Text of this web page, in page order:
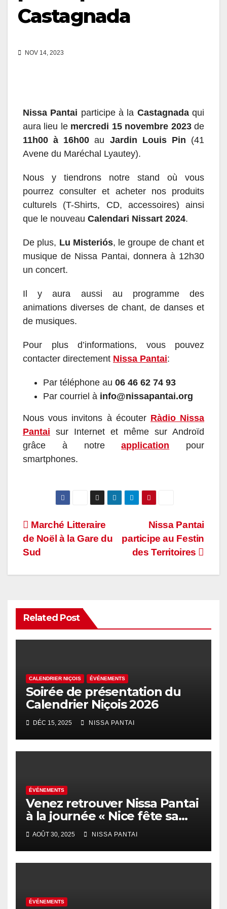
Castagnada
NOV 14, 2023
Nissa Pantai participe à la Castagnadaqui
aura lieu le mercredi 15 novembre 2023de
11h00 à 16h00 au Jardin Louis Pin (41
Avene du Maréchal Lyautey).
Nous y tiendrons notre stand où vous
pourrez consulter et acheter nos produits
culturels (T-Shirts, CD, accessoires) ainsi
que le nouveau Calendari Nissart 2024.
De plus, Lu Misteriós, le groupe de chant et
musique de Nissa Pantai, donnera à 12h30
un concert.
Il y aura aussi au programme des
animations diverses de chant, de danses et
de musiques.
Pour plus d’informations, vous pouvez
contacter directement Nissa Pantai:
Par téléphone au 06 46 62 74 93
Par courriel à info@nissapantai.org
Nous vous invitons à écouter Ràdio Nissa
Pantai sur Internet et même sur Androïd
grâce à notreapplication pour
smartphones.
Navigation
de
l’article
Nissa Pantai
participe au Festin
des Territoires
Marché Litteraire
de Noël à la Gare du
Sud
Related Post
CALENDRIER NIÇOIS ÉVÉNEMENTS
Soirée de présentation du
Calendrier Niçois 2026
DÉC 15, 2025 NISSA PANTAI
ÉVÉNEMENTS
Venez retrouver Nissa Pantai
à la journée « Nice fête sa
rentrée au coeur des
quartiers » !
AOÛT 30, 2025 NISSA PANTAI
ÉVÉNEMENTS